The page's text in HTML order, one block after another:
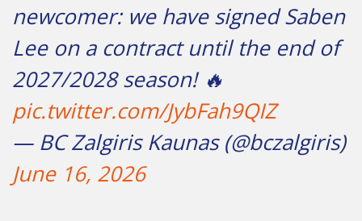
newcomer: we have signed Saben
Lee on a contract until the end of
2027/2028 season! 🔥
pic.twitter.com/JybFah9QIZ
— BC Zalgiris Kaunas (@bczalgiris)
June 16, 2026